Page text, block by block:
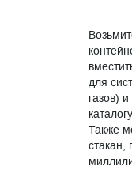
для
газов)
Также
стакан,